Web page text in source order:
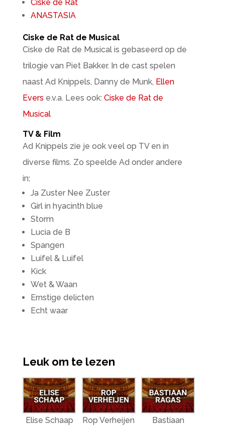
Ciske de Rat
ANASTASIA
Ciske de Rat de Musical
Ciske de Rat de Musical is gebaseerd op de
trilogie van Piet Bakker. In de cast spelen
naast Ad Knippels, Danny de Munk, Ellen
Evers e.v.a. Lees ook: Ciske de Rat de
Musical
TV & Film
Ad Knippels zie je ook veel op TV en in
diverse films. Zo speelde Ad onder andere
in;
Ja Zuster Nee Zuster
Girl in hyacinth blue
Storm
Lucia de B
Spangen
Luifel & Luifel
Kick
Wet & Waan
Ernstige delicten
Echt waar
Leuk om te lezen
Elise Schaap Rop Verheijen
Bastiaan